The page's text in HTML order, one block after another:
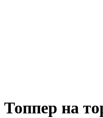
Топпер на